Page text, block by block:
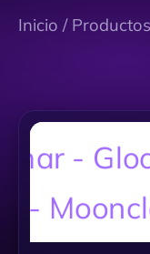
Inicio /